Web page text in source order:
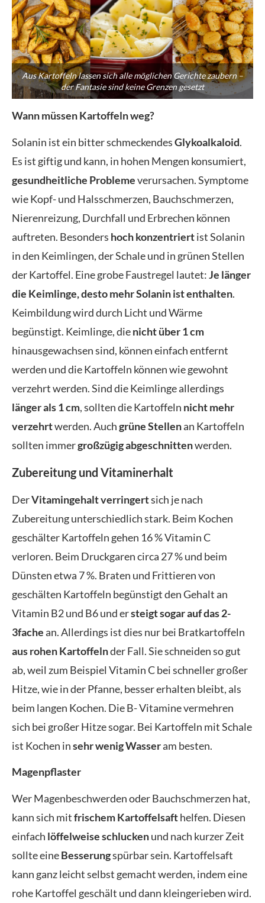
Aus Kartoffeln lassen sich alle möglichen Gerichte zaubern –
der Fantasie sind keine Grenzen gesetzt
Wann müssen Kartoffeln weg?
Solanin ist ein bitter schmeckendesGlykoalkaloid.
Es ist giftig und kann, in hohen Mengen konsumiert,
gesundheitliche Problemeverursachen. Symptome
wie Kopf- und Halsschmerzen, Bauchschmerzen,
Nierenreizung, Durchfall und Erbrechen können
auftreten. Besonders hoch konzentriertist Solanin
in den Keimlingen, der Schale und in grünen Stellen
der Kartoffel. Eine grobe Faustregel lautet:Je länger
die Keimlinge, desto mehr Solanin ist enthalten.
Keimbildung wird durch Licht und Wärme
begünstigt. Keimlinge, dienicht über 1 cm
hinausgewachsen sind, können einfach entfernt
werden und die Kartoffeln können wie gewohnt
verzehrt werden. Sind die Keimlinge allerdings
länger als 1 cm, sollten die Kartoffeln nicht mehr
verzehrtwerden. Auchgrüne Stellenan Kartoffeln
sollten immergroßzügig abgeschnittenwerden.
Zubereitung und Vitaminerhalt
DerVitamingehalt verringertsich je nach
Zubereitung unterschiedlich stark. Beim Kochen
geschälter Kartoffeln gehen 16 % Vitamin C
verloren. Beim Druckgaren circa 27 % und beim
Dünsten etwa 7 %. Braten und Frittieren von
geschälten Kartoffeln begünstigt den Gehalt an
Vitamin B2 und B6 und ersteigt sogar auf das 2-
3fachean. Allerdings ist dies nur bei Bratkartoffeln
aus rohen Kartoffelnder Fall. Sie schneiden so gut
ab, weil zum Beispiel Vitamin C bei schneller großer
Hitze, wie in der Pfanne, besser erhalten bleibt, als
beim langen Kochen. Die B- Vitamine vermehren
sich bei großer Hitze sogar. Bei Kartoffeln mit Schale
ist Kochen insehr wenig Wasseram besten.
Magenpflaster
Wer Magenbeschwerden oder Bauchschmerzen hat,
kann sich mitfrischem Kartoffelsafthelfen. Diesen
einfach löffelweise schluckenund nach kurzer Zeit
sollte eineBesserungspürbar sein. Kartoffelsaft
kann ganz leicht selbst gemacht werden, indem eine
rohe Kartoffel geschält und dann kleingerieben wird.